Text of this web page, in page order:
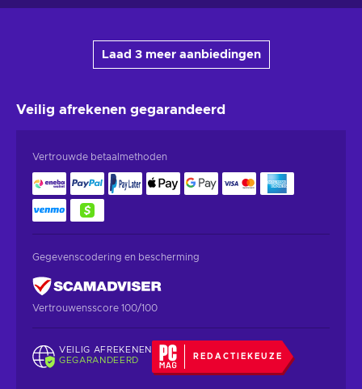
Laad 3 meer aanbiedingen
Veilig afrekenen gegarandeerd
Vertrouwde betaalmethoden
Gegevenscodering en bescherming
Vertrouwensscore 100/100
VEILIG AFREKENEN
GEGARANDEERD
REDACTIEKEUZE